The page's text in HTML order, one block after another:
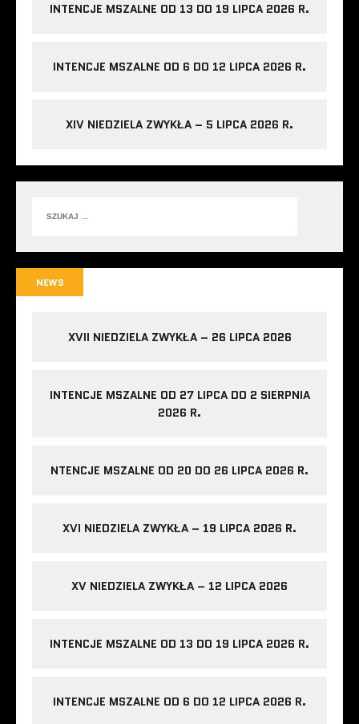
INTENCJE MSZALNE OD 13 DO 19 LIPCA 2026 R.
INTENCJE MSZALNE OD 6 DO 12 LIPCA 2026 R.
XIV NIEDZIELA ZWYKŁA – 5 LIPCA 2026 R.
NEWS
XVII NIEDZIELA ZWYKŁA – 26 LIPCA 2026
INTENCJE MSZALNE OD 27 LIPCA DO 2 SIERPNIA
2026 R.
NTENCJE MSZALNE OD 20 DO 26 LIPCA 2026 R.
XVI NIEDZIELA ZWYKŁA – 19 LIPCA 2026 R.
XV NIEDZIELA ZWYKŁA – 12 LIPCA 2026
INTENCJE MSZALNE OD 13 DO 19 LIPCA 2026 R.
INTENCJE MSZALNE OD 6 DO 12 LIPCA 2026 R.